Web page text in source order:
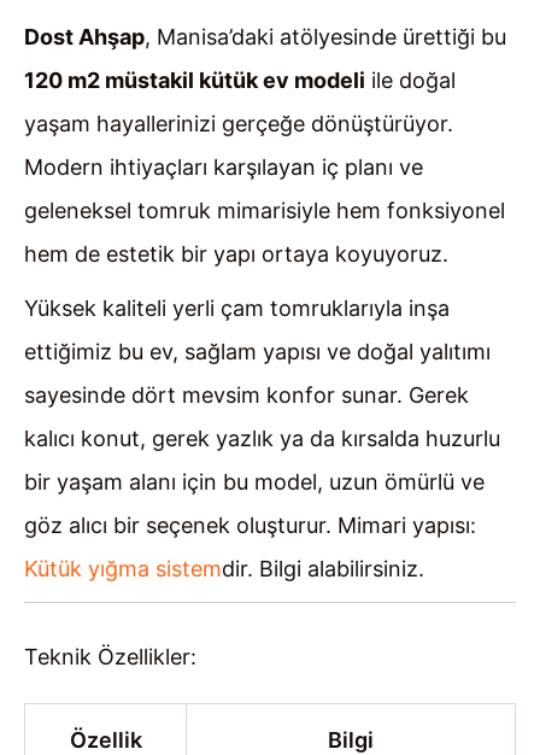
Dost Ahşap, Manisa’daki atölyesinde ürettiği bu
120 m2 müstakil kütük ev modeli ile doğal
yaşam hayallerinizi gerçeğe dönüştürüyor.
Modern ihtiyaçları karşılayan iç planı ve
geleneksel tomruk mimarisiyle hem fonksiyonel
hem de estetik bir yapı ortaya koyuyoruz.
Yüksek kaliteli yerli çam tomruklarıyla inşa
ettiğimiz bu ev, sağlam yapısı ve doğal yalıtımı
sayesinde dört mevsim konfor sunar. Gerek
kalıcı konut, gerek yazlık ya da kırsalda huzurlu
bir yaşam alanı için bu model, uzun ömürlü ve
göz alıcı bir seçenek oluşturur. Mimari yapısı:
Kütük yığma sistemdir. Bilgi alabilirsiniz.
Teknik Özellikler:
Özellik Bilgi